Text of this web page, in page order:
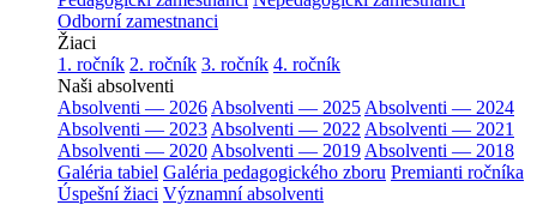
Odborní zamestnanci
Žiaci
1. ročník 2. ročník 3. ročník 4. ročník
Naši absolventi
Absolventi — 2026 Absolventi — 2025 Absolventi — 2024
Absolventi — 2023 Absolventi — 2022 Absolventi — 2021
Absolventi — 2020 Absolventi — 2019 Absolventi — 2018
Galéria tabiel Galéria pedagogického zboru Premianti ročníka
Úspešní žiaci Významní absolventi